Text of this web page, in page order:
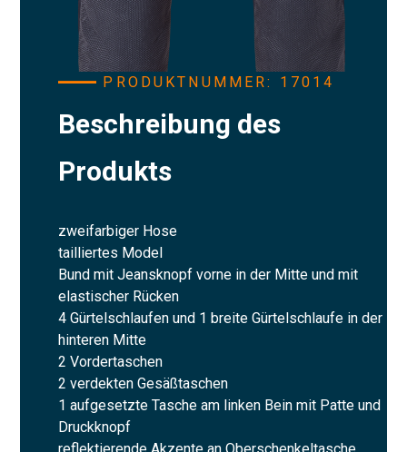
PRODUKTNUMMER: 17014
Beschreibung des
Produkts
zweifarbiger Hose
tailliertes Model
Bund mit Jeansknopf vorne in der Mitte und mit
elastischer Rücken
4 Gürtelschlaufen und 1 breite Gürtelschlaufe in der
hinteren Mitte
2 Vordertaschen
2 verdekten Gesäßtaschen
1 aufgesetzte Tasche am linken Bein mit Patte und
Druckknopf